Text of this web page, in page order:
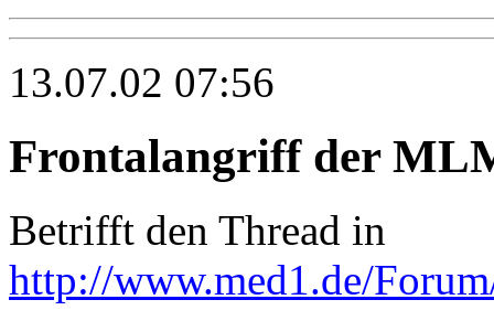
13.07.02 07:56
Frontalangriff der
Betrifft den Thread in
http://www.med1.de/